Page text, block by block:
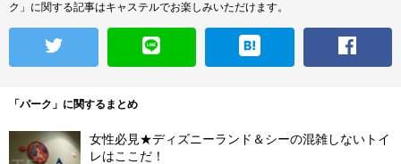
ク」に関する記事はキャステルでお楽しみいただけます。
「パーク」に関するまとめ
女性必見★ディズニーランド＆シーの混雑しないトイ
レはここだ！